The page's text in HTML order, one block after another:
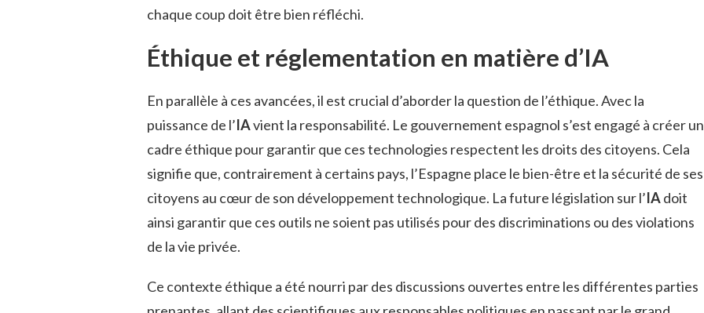
chaque coup doit être bien réfléchi.
Éthique et réglementation en matière d’IA
En parallèle à ces avancées, il est crucial d’aborder la question de l’éthique. Avec la
puissance de l’IAvient la responsabilité. Le gouvernement espagnol s’est engagé à créer un
cadre éthique pour garantir que ces technologies respectent les droits des citoyens. Cela
signifie que, contrairement à certains pays, l’Espagne place le bien-être et la sécurité de ses
citoyens au cœur de son développement technologique. La future législation sur l’IAdoit
ainsi garantir que ces outils ne soient pas utilisés pour des discriminations ou des violations
de la vie privée.
Ce contexte éthique a été nourri par des discussions ouvertes entre les différentes parties